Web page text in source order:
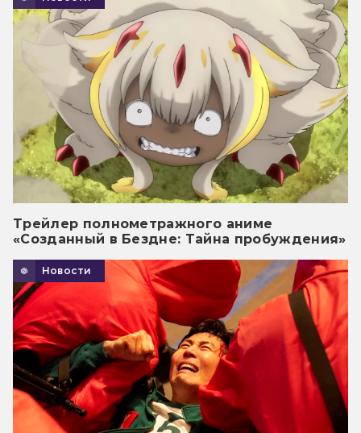
Трейлер полнометражного аниме
«Созданный в Бездне: Тайна пробуждения»
Новости